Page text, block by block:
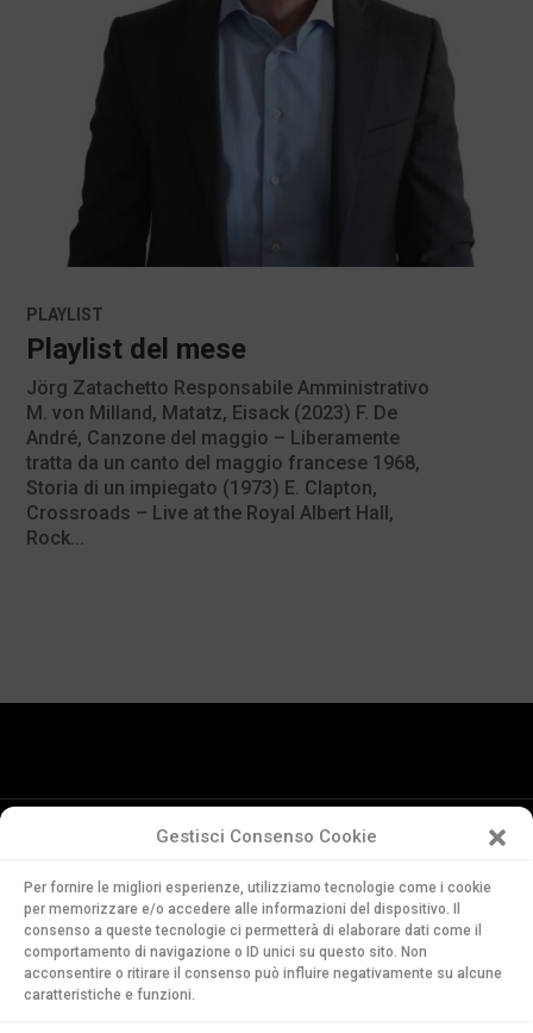
Gestisci Consenso Cookie
Per fornire le migliori esperienze, utilizziamo tecnologie come i cookie
per memorizzare e/o accedere alle informazioni del dispositivo. Il
consenso a queste tecnologie ci permetterà di elaborare dati come il
comportamento di navigazione o ID unici su questo sito. Non
acconsentire o ritirare il consenso può influire negativamente su alcune
caratteristiche e funzioni.
Playlist del mese
PLAYLIST
Jörg Zatachetto Responsabile Amministrativo
M. von Milland, Matatz, Eisack (2023) F. De
André, Canzone del maggio – Liberamente
tratta da un canto del maggio francese 1968,
Storia di un impiegato (1973) E. Clapton,
Crossroads – Live at the Royal Albert Hall,
Rock...
della Svizzera Italiana
Via Soldino 9
CH-6900 Lugano
T. +41 91 960 30 40